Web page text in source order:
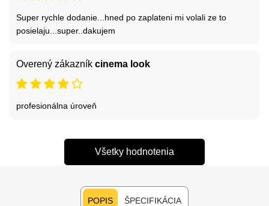
Super rychle dodanie...hned po zaplateni mi volali ze to
posielaju...super..dakujem
Overený zákazník cinema look
profesionálna úroveň
Všetky hodnotenia
POPIS ŠPECIFIKÁCIA